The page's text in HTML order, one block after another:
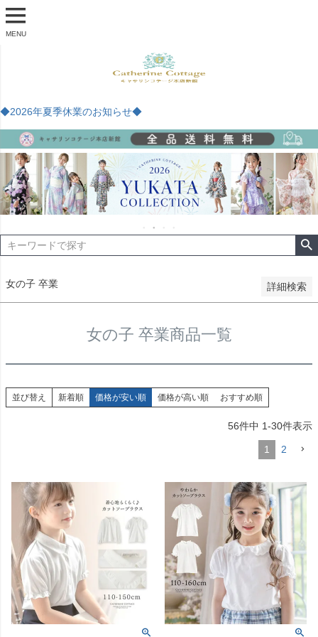
MENU
◆2026年夏季休業のお知らせ◆
女の子 卒業 詳細検索
新着順
登録順
価格が安い順
価格が高い順
優先度順
レビュー順
検索
女の子 卒業商品一覧
並び替え 新着順 価格が安い順 価格が高い順 おすすめ順
56件中 1-30件表示
1 2